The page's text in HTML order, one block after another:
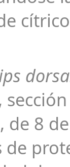
de 8
de